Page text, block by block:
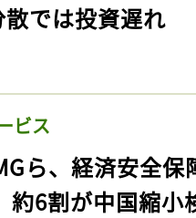
では投資遅れ
ビス
ら、経済安全
約6割が中国縮小